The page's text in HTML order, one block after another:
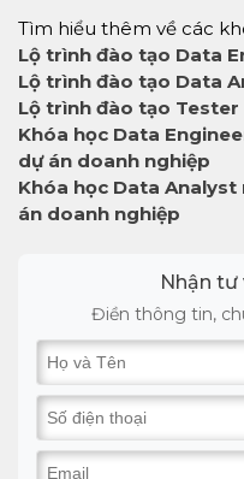
Tìm hiểu thêm về các
Lộ trình đào tạo Data
Lộ trình đào tạo Data
Lộ trình đào tạo Tester
Khóa học Data
dự án doanh nghiệp
Khóa học Data Analyst
án doanh nghiệp
Nhận tư
Điền thông tin,